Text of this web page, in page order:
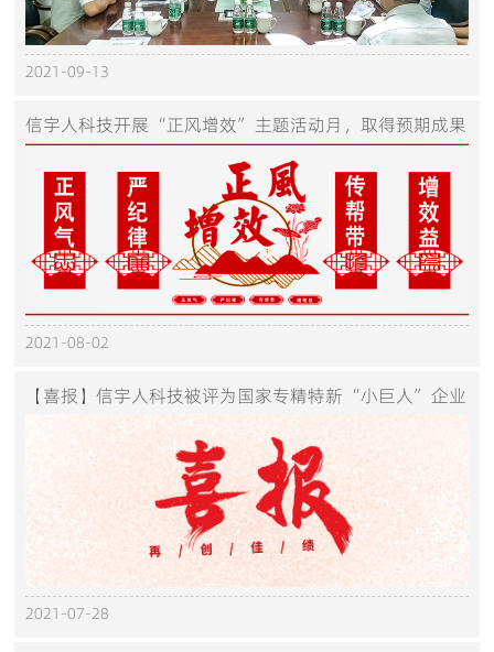
2021-09-13
信宇人科技开展“正风增效”主题活动月，取得预期成果
2021-08-02
【喜报】信宇人科技被评为国家专精特新“小巨人”企业
2021-07-28